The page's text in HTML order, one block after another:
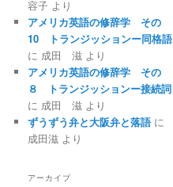
容子 より
アメリカ英語の修辞学 その
10 トランジッションー同格語
に 成田 滋 より
アメリカ英語の修辞学 その
８ トランジッションー接続詞
に 成田 滋 より
ずうずう弁と大阪弁と落語に
成田滋 より
アーカイブ